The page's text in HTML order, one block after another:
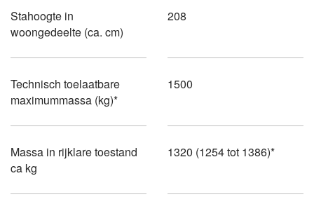
Stahoogte in
woongedeelte (ca. cm)
208
Technisch toelaatbare
maximummassa (kg)*
1500
Massa in rijklare toestand
ca kg
1320 (1254 tot 1386)*